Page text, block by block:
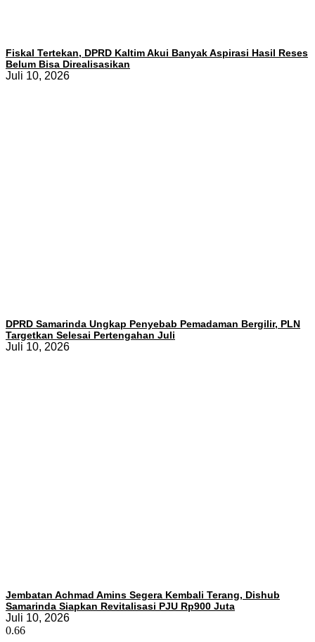
Fiskal Tertekan, DPRD Kaltim Akui Banyak Aspirasi Hasil Reses
Belum Bisa Direalisasikan
Juli 10, 2026
DPRD Samarinda Ungkap Penyebab Pemadaman Bergilir, PLN
Targetkan Selesai Pertengahan Juli
Juli 10, 2026
Jembatan Achmad Amins Segera Kembali Terang, Dishub
Samarinda Siapkan Revitalisasi PJU Rp900 Juta
Juli 10, 2026